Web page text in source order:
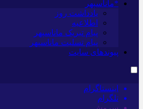
*ماناسپهر
یادداشت روز
اطلاعیه
پیام تبریک ماناسپهر
پیام تسلیت ماناسپهر
پیوندهای سایت
اینستاگرام
تلگرام